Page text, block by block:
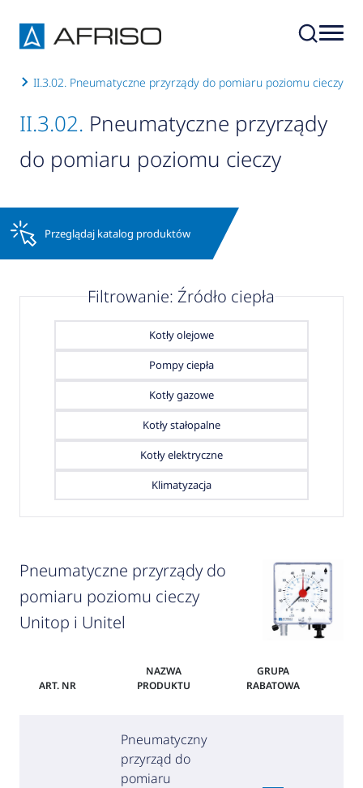
II.3.02. Pneumatyczne przyrządy do pomiaru poziomu cieczy
II.3.02. Pneumatyczne przyrządy
do pomiaru poziomu cieczy
Przeglądaj katalog produktów
Filtrowanie: Źródło ciepła
Kotły olejowe
Pompy ciepła
Kotły gazowe
Kotły stałopalne
Kotły elektryczne
Klimatyzacja
Pneumatyczne przyrządy do
pomiaru poziomu cieczy
Unitop i Unitel
ART. NR
NAZWA
PRODUKTU
GRUPA
RABATOWA
Pneumatyczny
przyrząd do
pomiaru